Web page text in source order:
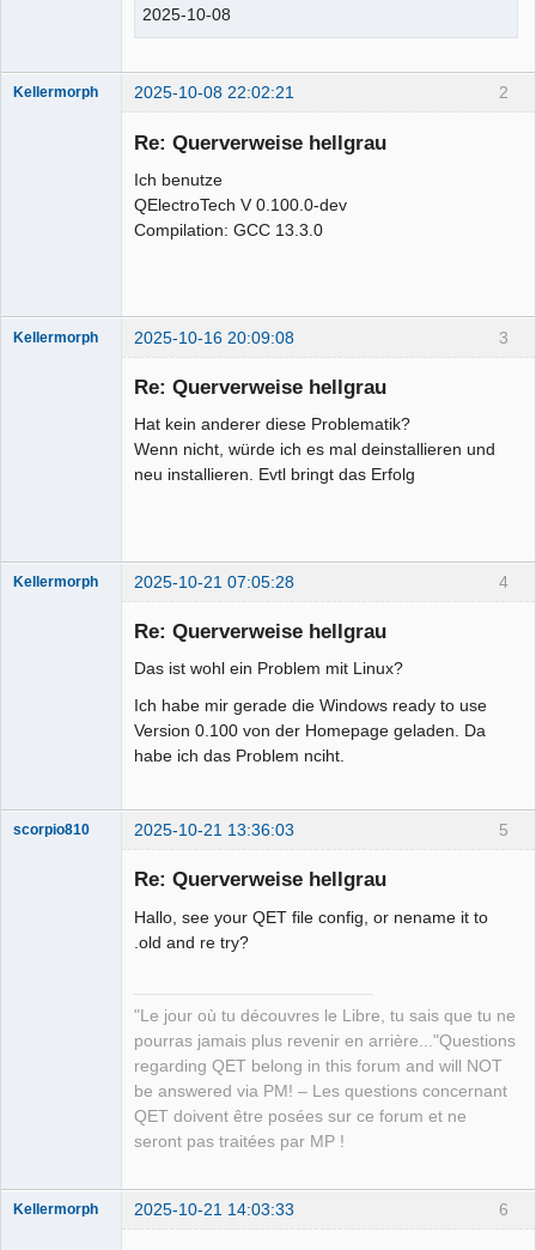
2025-10-08
2
Kellermorph 2025-10-08 22:02:21
Re: Querverweise hellgrau
Ich benutze
QElectroTech V 0.100.0-dev
Compilation: GCC 13.3.0
3
Kellermorph 2025-10-16 20:09:08
Re: Querverweise hellgrau
Hat kein anderer diese Problematik?
Wenn nicht, würde ich es mal deinstallieren und
neu installieren. Evtl bringt das Erfolg
4
Kellermorph 2025-10-21 07:05:28
Re: Querverweise hellgrau
Das ist wohl ein Problem mit Linux?
Ich habe mir gerade die Windows ready to use
Version 0.100 von der Homepage geladen. Da
habe ich das Problem nciht.
5
scorpio810 2025-10-21 13:36:03
Re: Querverweise hellgrau
Hallo, see your QET file config, or nename it to
.old and re try?
"Le jour où tu découvres le Libre, tu sais que tu ne
pourras jamais plus revenir en arrière..."Questions
regarding QET belong in this forum and will NOT
be answered via PM! – Les questions concernant
QET doivent être posées sur ce forum et ne
seront pas traitées par MP !
6
Kellermorph 2025-10-21 14:03:33